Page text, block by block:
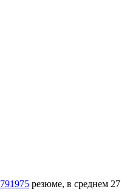
791975 резюме, в среднем 27